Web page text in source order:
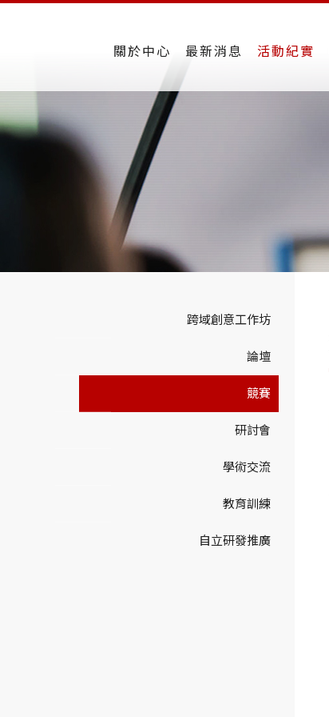
關於中心 最新消息 活動紀實
跨域創意工作坊
論壇
競賽
研討會
學術交流
教育訓練
自立研發推廣